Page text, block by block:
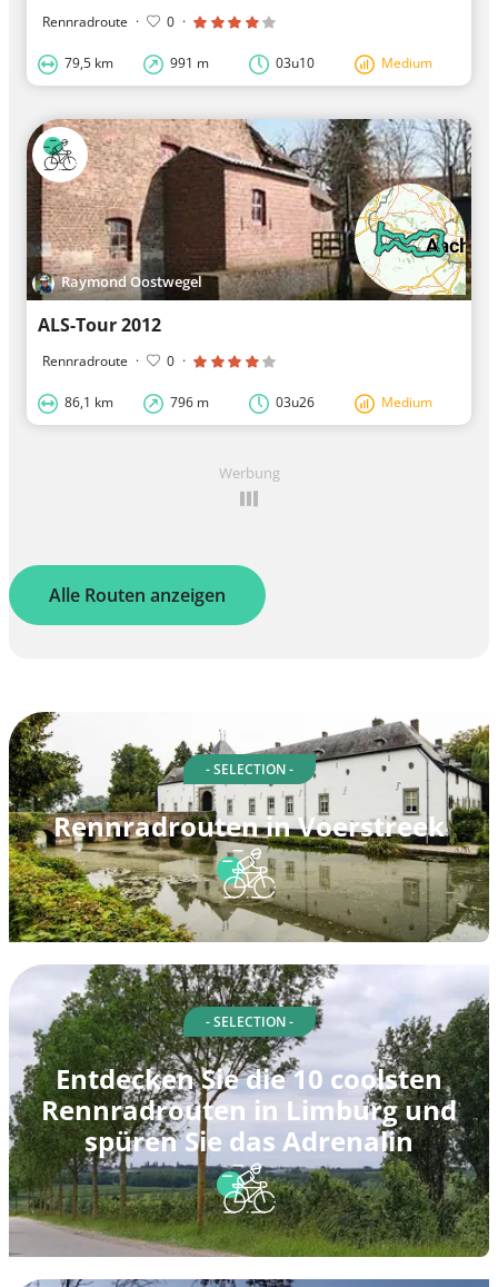
Rennradroute · 0 ·
79,5 km 991 m 03u10 Medium
Raymond Oostwegel
ALS-Tour 2012
Rennradroute · 0 ·
86,1 km 796 m 03u26 Medium
Werbung
Alle Routen anzeigen
- SELECTION -
Rennradrouten in Voerstreek
- SELECTION -
Entdecken Sie die 10 coolsten
Rennradrouten in Limburg und
spüren Sie das Adrenalin